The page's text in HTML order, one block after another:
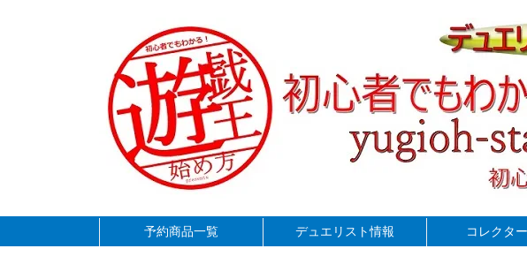
予約商品一覧 デュエリスト情報 コレクタ